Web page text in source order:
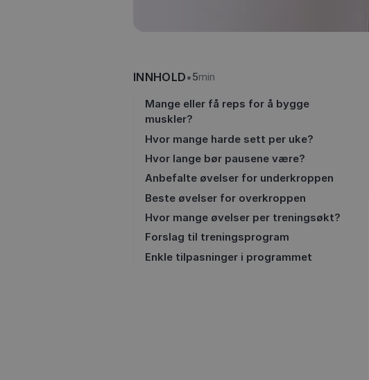
INNHOLD•5min
Mange eller få reps for å bygge
muskler?
Hvor mange harde sett per uke?
Hvor lange bør pausene være?
Anbefalte øvelser for underkroppen
Beste øvelser for overkroppen
Hvor mange øvelser per treningsøkt?
Forslag til treningsprogram
Enkle tilpasninger i programmet